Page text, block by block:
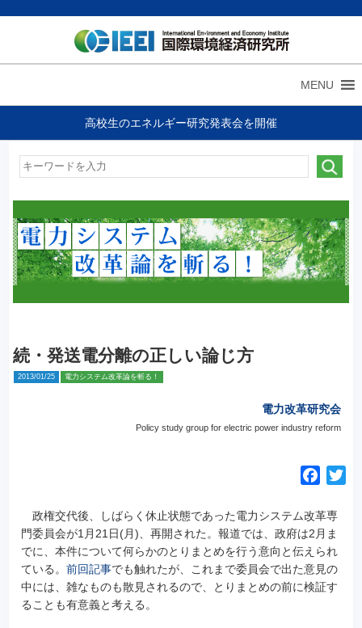
MENU
高校生のエネルギー研究発表会を開催
続・発送電分離の正しい論じ方
2013/01/25 電力システム改革論を斬る！
電力改革研究会
Policy study group for electric power industry reform
c
e
b
o
o
政権交代後、しばらく休止状態であった電力システム改革専
門委員会が1月21日(月)、再開された。報道では、政府は2月ま
でに、本件について何らかのとりまとめを行う意向と伝えられ
ている。 前回記事でも触れたが、これまで委員会で出た意見の
中には、雑なものも散見されるので、とりまとめの前に検証す
ることも有意義と考える。